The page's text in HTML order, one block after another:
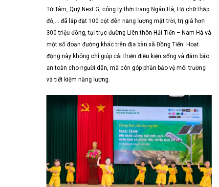
Từ Tâm, Quỹ Next G, công ty thời trang Ngân Hà, Hộ chữ thập
đỏ,… đã lắp đặt 100 cột đèn năng lượng mặt trời, trị giá hơn
300 triệu đồng, tại trục đường Liên thôn Hải Tiến – Nam Hà và
một số đoạn đường khác trên địa bàn xã Đồng Tiến. Hoạt
động này không chỉ giúp cải thiện điều kiện sống và đảm bảo
an toàn cho người dân, mà còn góp phần bảo vệ môi trường
và tiết kiệm năng lượng.